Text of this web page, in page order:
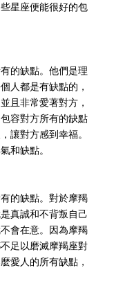
星座便能很好的包
的缺點。他們是理
人都是有缺點的，
且非常愛著對方，
容對方所有的缺點
讓對方感到幸福。
和缺點。
的缺點。對於摩羯
真誠和不背叛自己
會在意。因為摩羯
足以磨滅摩羯座對
愛人的所有缺點，